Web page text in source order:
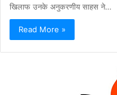
खिलाफ उनके अनुकरणीय साहस ने…
Read More »